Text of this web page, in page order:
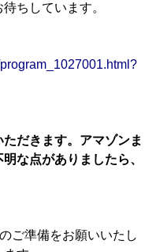
ちしています。
だきます。アマゾンま
な点がありましたら、
ご準備をお願いいたし